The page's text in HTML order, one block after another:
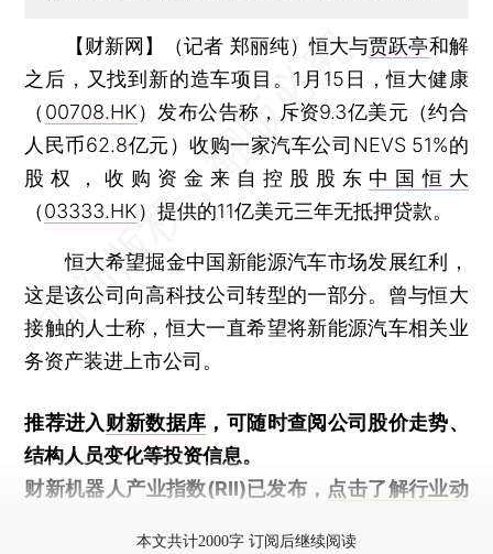
【财新网】（记者 郑丽纯）恒大与贾跃亭和解
之后，又找到新的造车项目。1月15日，恒大健康
（ 00708.HK）发布公告称，斥资9.3亿美元（约合
人民币62.8亿元）收购一家汽车公司NEVS 51%的
股权，收购资金来自控股股东 中国恒大
（03333.HK）提供的11亿美元三年无抵押贷款。
恒大希望掘金中国新能源汽车市场发展红利，
这是该公司向高科技公司转型的一部分。曾与恒大
接触的人士称，恒大一直希望将新能源汽车相关业
务资产装进上市公司。
推荐进入财新数据库 ，可随时查阅公司股价走势、
结构人员变化等投资信息。
财新机器人产业指数(RII)已发布， 点击了解行业动
本文共计2000字 订阅后继续阅读